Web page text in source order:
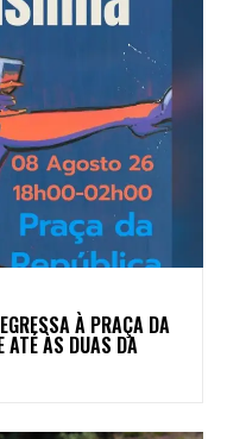
À PRAÇA DA
ATÉ ÀS DUAS DA